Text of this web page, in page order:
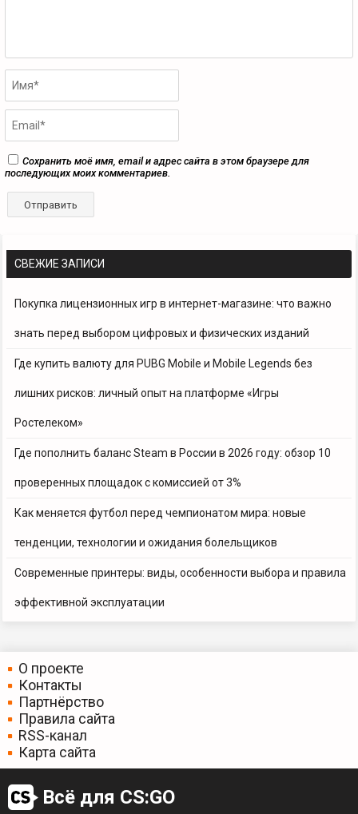
СВЕЖИЕ ЗАПИСИ
Покупка лицензионных игр в интернет-магазине: что важно
знать перед выбором цифровых и физических изданий
Где купить валюту для PUBG Mobile и Mobile Legends без
лишних рисков: личный опыт на платформе «Игры
Ростелеком»
Где пополнить баланс Steam в России в 2026 году: обзор 10
проверенных площадок с комиссией от 3%
Как меняется футбол перед чемпионатом мира: новые
тенденции, технологии и ожидания болельщиков
Современные принтеры: виды, особенности выбора и правила
эффективной эксплуатации
Сохранить моё имя, email и адрес сайта в этом браузере для
последующих моих комментариев.
О проекте
Контакты
Партнёрство
Правила сайта
RSS-канал
Карта сайта
Всё для CS:GO